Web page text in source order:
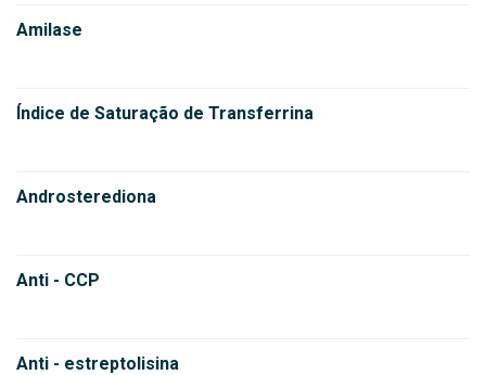
Amilase
Índice de Saturação de Transferrina
Androsterediona
Anti - CCP
Anti - estreptolisina